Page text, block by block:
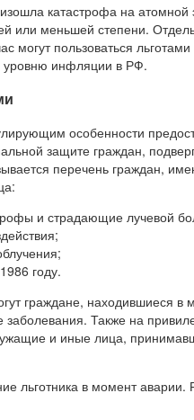
катастрофа на атомной
или меньшей степени.
могут пользоваться
уровню инфляции в РФ.
особенности
защите граждан,
перечень граждан,
и страдающие лучевой
году.
граждане, находившиеся в
Также на
и иные лица,
льготника в момент аварии.